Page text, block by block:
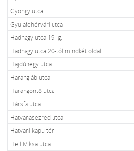
Gyöngy utca
Gyulafehérvári utca
Hadnagy utca 19-ig,
Hadnagy utca 20-tól mindkét oldal
Hajdúhegy utca
Harangláb utca
Harangöntő utca
Hársfa utca
Hatvanasezred utca
Hatvani kapu tér
Hell Miksa utca